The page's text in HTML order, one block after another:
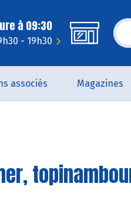
à 09:30
- 19h30
associés Magazines